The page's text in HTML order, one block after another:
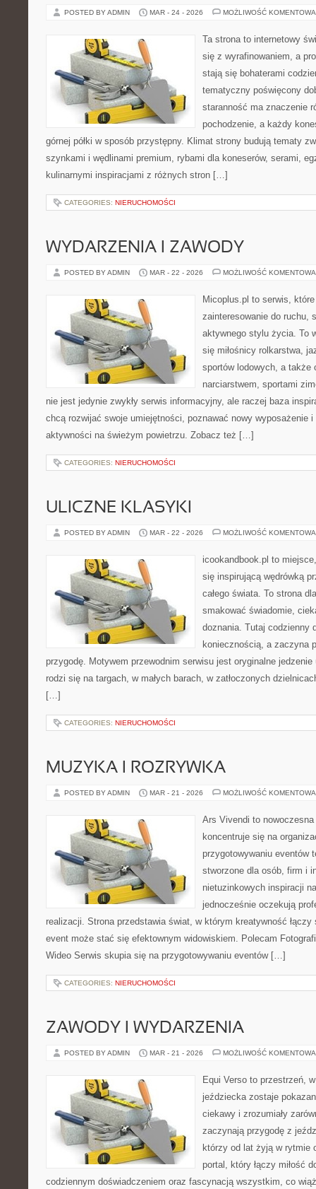
POSTED BY ADMIN MAR - 24 - 2026 MOŻLIWOŚĆ
Ta strona to internetowy
się z wyrafinowaniem, a
stają się bohaterami
tematyczny poświęcony
staranność ma znaczenie
pochodzenie, a każdy
górnej półki w sposób przystępny. Klimat strony budują tematy
szynkami i wędlinami premium, rybami dla koneserów, serami,
kulinarnymi inspiracjami z różnych stron […]
CATEGORIES: NIERUCHOMOŚCI
WYDARZENIA I ZAWODY
POSTED BY ADMIN MAR - 22 - 2026 MOŻLIWOŚĆ
Micoplus.pl to serwis,
zainteresowanie do ruchu,
aktywnego stylu życia. To
się miłośnicy rolkarstwa,
sportów lodowych, a także
narciarstwem, sportami
nie jest jedynie zwykły serwis informacyjny, ale raczej baza
chcą rozwijać swoje umiejętności, poznawać nowy wyposażenie
aktywności na świeżym powietrzu. Zobacz też […]
CATEGORIES: NIERUCHOMOŚCI
ULICZNE KLASYKI
POSTED BY ADMIN MAR - 22 - 2026 MOŻLIWOŚĆ
icookandbook.pl to
się inspirującą wędrówką
całego świata. To strona
smakować świadomie,
doznania. Tutaj codzienny
koniecznością, a zaczyna
przygodę. Motywem przewodnim serwisu jest oryginalne
rodzi się na targach, w małych barach, w zatłoczonych
[…]
CATEGORIES: NIERUCHOMOŚCI
MUZYKA I ROZRYWKA
POSTED BY ADMIN MAR - 21 - 2026 MOŻLIWOŚĆ
Ars Vivendi to
koncentruje się na
przygotowywaniu eventów
stworzone dla osób, firm i
nietuzinkowych inspiracji
jednocześnie oczekują
realizacji. Strona przedstawia świat, w którym kreatywność
event może stać się efektownym widowiskiem. Polecam
Wideo Serwis skupia się na przygotowywaniu eventów […]
CATEGORIES: NIERUCHOMOŚCI
ZAWODY I WYDARZENIA
POSTED BY ADMIN MAR - 21 - 2026 MOŻLIWOŚĆ
Equi Verso to przestrzeń,
jeździecka zostaje
ciekawy i zrozumiały
zaczynają przygodę z
którzy od lat żyją w rytmie
portal, który łączy miłość
codziennym doświadczeniem oraz fascynacją wszystkim, co